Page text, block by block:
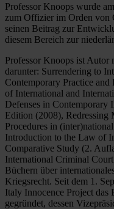
Professor Knoops wurde
zum Offizier im Orden von
seinen Beitrag zur
diesem Bereich zur
Professor Knoops ist Autor
darunter: Surrendering to
Contemporary Practice
of International and
Defenses in Contemporary
Edition (2008), Redressing
Procedures in
Introduction to the Law of
Comparative Study (2.
International Criminal
Büchern über
Kriegsrecht. Seit dem 1.
Italy Innocence Project das
gegründet, dessen